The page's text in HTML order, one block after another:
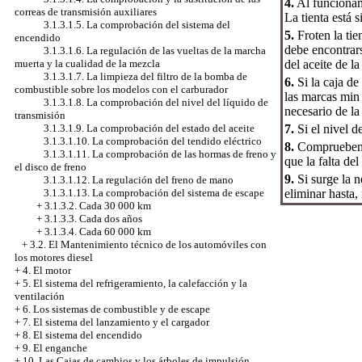
correas de transmisión auxiliares
3.1.3.1.5. La comprobación del sistema del
encendido
3.1.3.1.6. La regulación de las vueltas de la marcha
muerta y la cualidad de la mezcla
3.1.3.1.7. La limpieza del filtro de la bomba de
combustible sobre los modelos con el carburador
3.1.3.1.8. La comprobación del nivel del líquido de
transmisión
3.1.3.1.9. La comprobación del estado del aceite
3.1.3.1.10. La comprobación del tendido eléctrico
3.1.3.1.11. La comprobación de las hormas de freno y
el disco de freno
3.1.3.1.12. La regulación del freno de mano
3.1.3.1.13. La comprobación del sistema de escape
+ 3.1.3.2. Cada 30 000 km
+ 3.1.3.3. Cada dos años
+ 3.1.3.4. Cada 60 000 km
+ 3.2. El Mantenimiento técnico de los automóviles con
los motores diesel
+ 4. El motor
+ 5. El sistema del refrigeramiento, la calefacción y la
ventilación
+ 6. Los sistemas de combustible y de escape
+ 7. El sistema del lanzamiento y el cargador
+ 8. El sistema del encendido
+ 9. El enganche
La tienta está
5. Froten la
debe
del aceite de
6. Si la caja
las marcas
necesario de
7. Si el nivel
8.
que la falta del
9. Si surge la
eliminar hasta,